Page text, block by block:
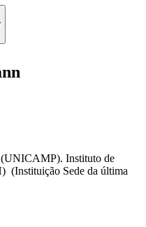
(UNICAMP). Instituto de
(Instituição Sede da última